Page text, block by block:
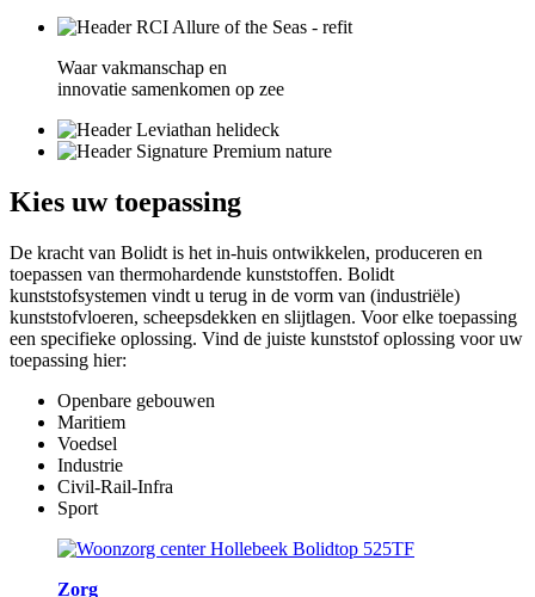
Waar vakmanschap en
innovatie samenkomen op zee
Kies uw toepassing
De kracht van Bolidt is het in-huis ontwikkelen, produceren en
toepassen van thermohardende kunststoffen. Bolidt
kunststofsystemen vindt u terug in de vorm van (industriële)
kunststofvloeren, scheepsdekken en slijtlagen. Voor elke toepassing
een specifieke oplossing. Vind de juiste kunststof oplossing voor uw
toepassing hier:
Openbare gebouwen
Maritiem
Voedsel
Industrie
Civil-Rail-Infra
Sport
Zorg